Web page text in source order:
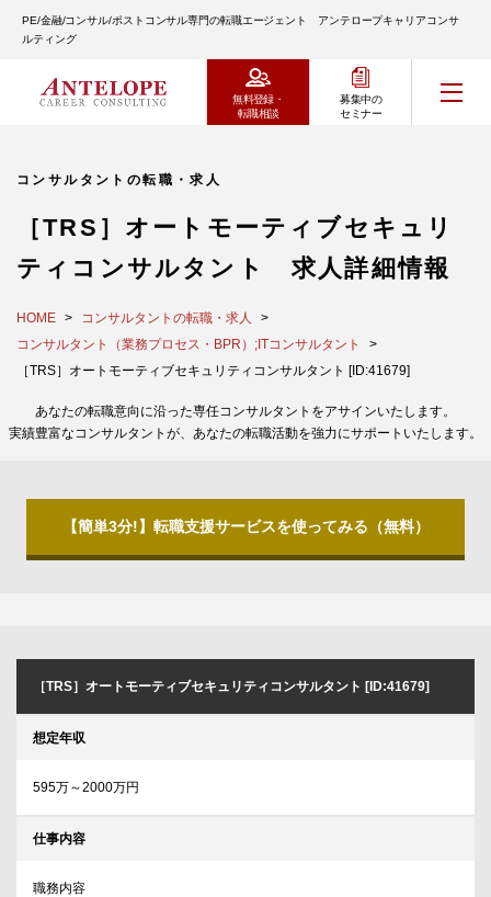
PE/金融/コンサル/ポストコンサル専門の転職エージェント アンテロープキャリアコンサ
ルティング
無料登録・
転職相談
募集中の
セミナー
コンサルタントの転職・求人
［TRS］オートモーティブセキュリ
ティコンサルタント 求人詳細情報
HOME
コンサルタントの転職・求人
コンサルタント（業務プロセス・BPR）;ITコンサルタント
［TRS］オートモーティブセキュリティコンサルタント [ID:41679]
あなたの転職意向に沿った専任コンサルタントをアサインいたします。
実績豊富なコンサルタントが、あなたの転職活動を強力にサポートいたします。
【簡単3分!】転職支援サービスを使ってみる（無料）
［TRS］オートモーティブセキュリティコンサルタント [ID:41679]
想定年収
595万～2000万円
仕事内容
職務内容